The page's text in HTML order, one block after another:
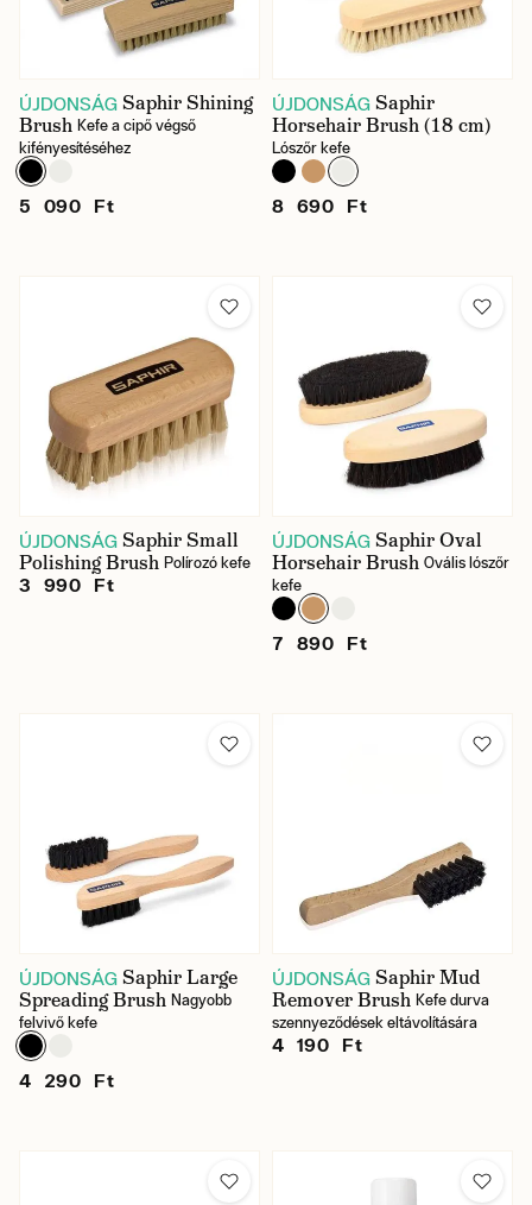
ÚJDONSÁG Saphir Shining
Brush Kefe a cipő végső
kifényesítéséhez
5 090 Ft
ÚJDONSÁG Saphir
Horsehair Brush (18 cm)
Lószőr kefe
8 690 Ft
ÚJDONSÁG Saphir Small
Polishing Brush Polírozó kefe
3 990 Ft
ÚJDONSÁG Saphir Oval
Horsehair Brush Ovális lószőr
kefe
7 890 Ft
ÚJDONSÁG Saphir Large
Spreading Brush Nagyobb
felvivő kefe
4 290 Ft
ÚJDONSÁG Saphir Mud
Remover Brush Kefe durva
szennyeződések eltávolítására
4 190 Ft